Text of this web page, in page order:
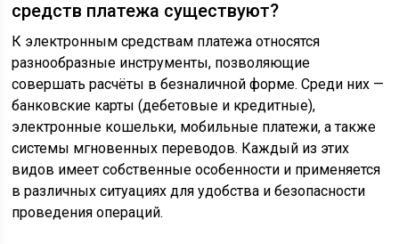
средств платежа существуют?
К электронным средствам платежа относятся
разнообразные инструменты, позволяющие
совершать расчёты в безналичной форме. Среди них —
банковские карты (дебетовые и кредитные),
электронные кошельки, мобильные платежи, а также
системы мгновенных переводов. Каждый из этих
видов имеет собственные особенности и применяется
в различных ситуациях для удобства и безопасности
проведения операций.